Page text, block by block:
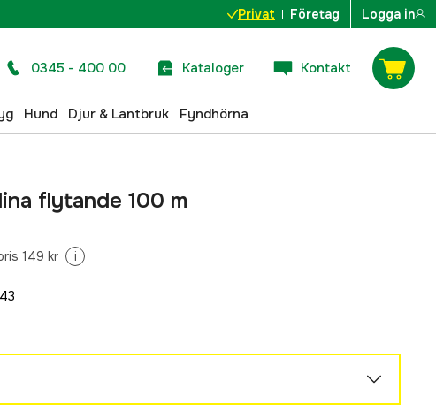
Privat Företag Logga in
0345 - 400 00 Kataloger Kontakt
Hund Djur & Lantbruk Fyndhörna
flytande 100 m
149 kr i